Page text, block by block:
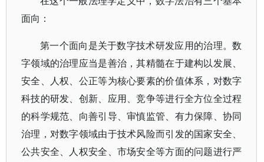
面向：
第一个面向是关于数字技术研发应用的治理。数
字领域的治理应当是善治，其精髓在于建构以发展、
安全、人权、公正等为核心要素的价值体系，对数字
科技的研发、创新、应用、竞争等进行全方位全过程
的科学规范、向善引导、审慎监管、有力保障、协同
治理，对数字领域由于技术风险而引发的国家安全、
公共安全、人权安全、市场安全等方面的问题进行严